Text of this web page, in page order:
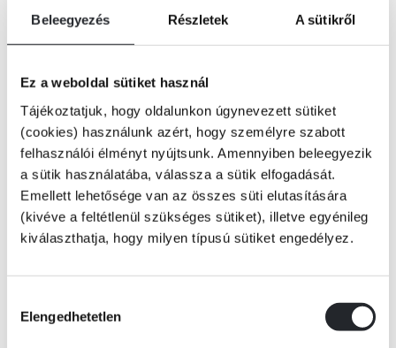
Beleegyezés Részletek A sütikről
Ez a weboldal sütiket használ
Tájékoztatjuk, hogy oldalunkon úgynevezett sütiket
(cookies) használunk azért, hogy személyre szabott
felhasználói élményt nyújtsunk. Amennyiben beleegyezik
a sütik használatába, válassza a sütik elfogadását.
Emellett lehetősége van az összes süti elutasítására
(kivéve a feltétlenül szükséges sütiket), illetve egyénileg
kiválaszthatja, hogy milyen típusú sütiket engedélyez.
kiválasztása
Elengedhetetlen